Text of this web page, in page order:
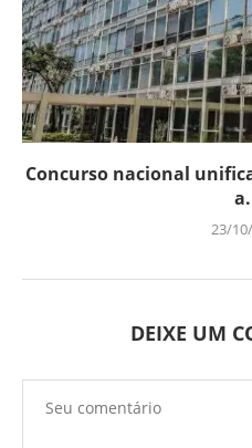
Concurso nacional
23/
DEIXE UM